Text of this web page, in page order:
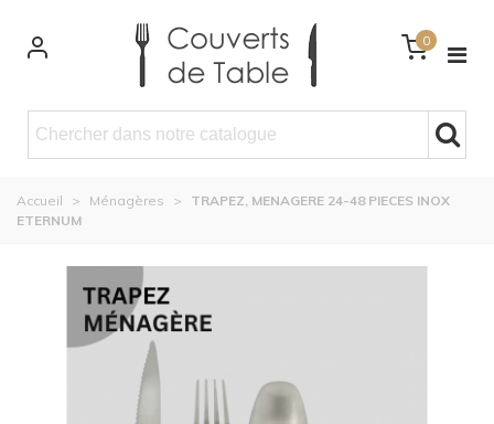
0
Accueil > Ménagères >
TRAPEZ, MENAGERE 24-48 PIECES INOX
ETERNUM